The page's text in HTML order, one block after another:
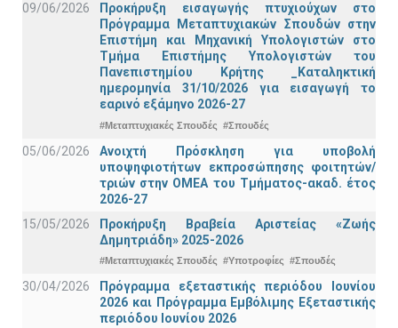
09/06/2026
Προκήρυξη εισαγωγής πτυχιούχων στo
Πρόγραμμα Μεταπτυχιακών Σπουδών στην
Επιστήμη και Μηχανική Υπολογιστών στο
Τμήμα Eπιστήμης Υπολογιστών του
Πανεπιστημίου Κρήτης _Καταληκτική
ημερομηνία 31/10/2026 για εισαγωγή το
εαρινό εξάμηνο 2026-27
#Μεταπτυχιακές Σπουδές #Σπουδές
05/06/2026
Ανοιχτή Πρόσκληση για υποβολή
υποψηφιοτήτων εκπροσώπησης φοιτητών/
τριών στην ΟΜΕΑ του Τμήματος-ακαδ. έτος
2026-27
15/05/2026
Προκήρυξη Βραβεία Αριστείας «Ζωής
Δημητριάδη» 2025-2026
#Μεταπτυχιακές Σπουδές #Υποτροφίες #Σπουδές
30/04/2026
Πρόγραμμα εξεταστικής περιόδου Ιουνίου
2026 και Πρόγραμμα Εμβόλιμης Εξεταστικής
περιόδου Ιουνίου 2026